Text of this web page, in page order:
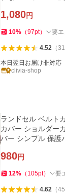
1,080円
10% （97pt） 要
4.52（31
本日翌日お届け非対応
clivia-shop
ランドセル ベルト
カバー ショルダー
バー シンプル 保護パッド 通気性抜
980円
12% （ 105pt） 要
4.62（45